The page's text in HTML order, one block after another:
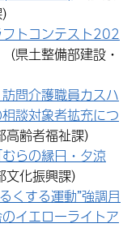
トコンテスト202
（県土整備部建設・
問介護職員カスハ
談対象者拡充につ
高齢者福祉課）
らの縁日・夕涼
文化振興課）
くする運動”強調月
イエローライトア